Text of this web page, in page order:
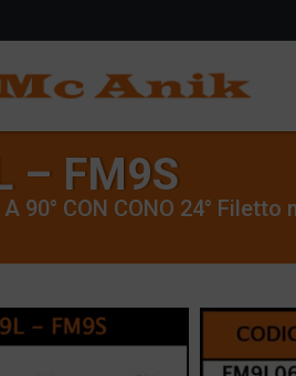
– FM9S
90° CON CONO 24°